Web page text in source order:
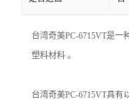
台湾奇美PC-6715VT是一
塑料材料 。
台湾奇美PC-6715VT具有